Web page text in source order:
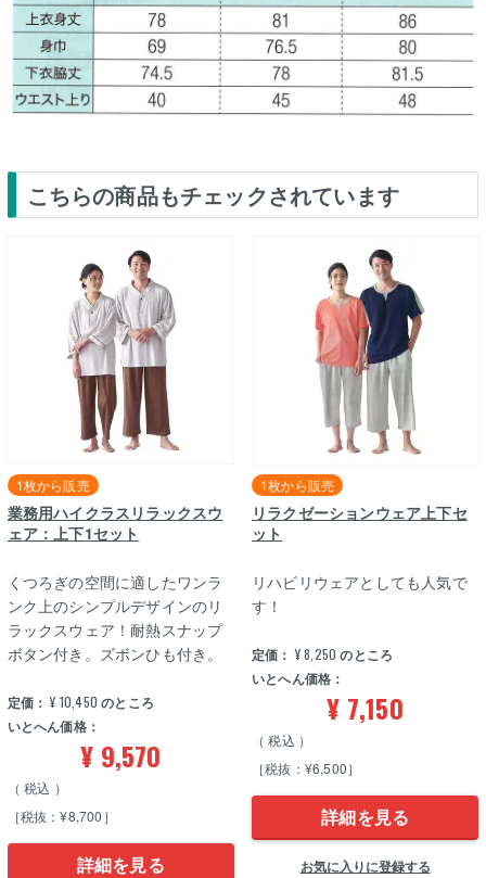
こちらの商品もチェックされています
業務用ハイクラスリラックスウ
ェア：上下1セット
1枚から販売
定価： ¥ 10,450 のところ
いとへん価格：
¥ 9,570
税込
［税抜：¥8,700］
くつろぎの空間に適したワンラ
ンク上のシンプルデザインのリ
ラックスウェア！耐熱スナップ
ボタン付き。ズボンひも付き。
詳細を見る
リラクゼーションウェア上下セ
ット
1枚から販売
定価： ¥8,250 のところ
いとへん価格：
¥ 7,150
税込
［税抜：¥6,500］
リハビリウェアとしても人気で
す！
詳細を見る
お気に入りに登録する